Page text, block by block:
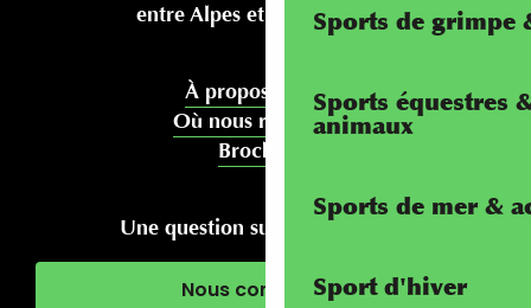
Sports de grimpe
Sports équestres
animaux
Sports de mer &
Sport d'hiver
entre Alpes et Méditerranée
À propos de nous
Où nous rencontrer
Brochures
Une question sur votre séjour ?
Nous contacter